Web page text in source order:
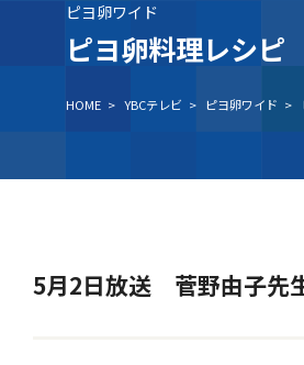
ＹＢＣオンデマンド
ピヨ卵ワイド
ピヨ卵料理レシピ
HOME > YBCテレビ > ピヨ卵ワイド >
5月2日放送 菅野由子先